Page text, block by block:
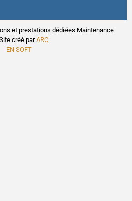
et prestations dédiées Maintenance
créé parARC
EN SOFT